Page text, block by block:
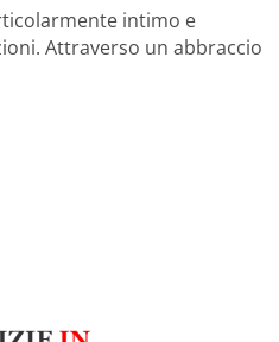
intimo e
Attraverso un abbraccio